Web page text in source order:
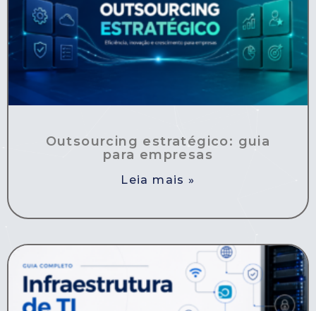
Outsourcing estratégico: guia
para empresas
Leia mais »